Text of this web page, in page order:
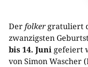
Derfolkergratuliert
zwanzigsten
bis 14. Junigefeiert
von Simon Wascher